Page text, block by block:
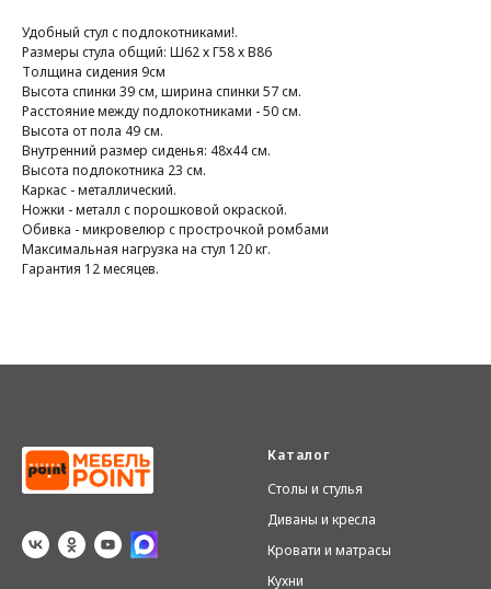
Удобный стул с подлокотниками!.
Размеры стула общий: Ш62 х Г58 х В86
Толщина сидения 9см
Высота спинки 39 см, ширина спинки 57 см.
Расстояние между подлокотниками - 50 см.
Высота от пола 49 см.
Внутренний размер сиденья: 48х44 см.
Высота подлокотника 23 см.
Каркас - металлический.
Ножки - металл с порошковой окраской.
Обивка - микровелюр с прострочкой ромбами
Максимальная нагрузка на стул 120 кг.
Гарантия 12 месяцев.
Каталог
Столы и стулья
Диваны и кресла
Кровати и матрасы
Кухни